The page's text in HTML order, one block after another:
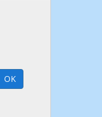
OK